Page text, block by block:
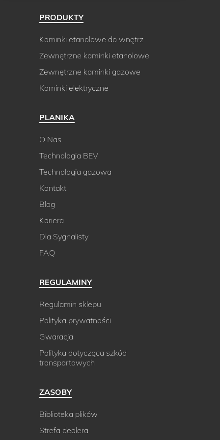
PRODUKTY
Kominki etanolowe do wnętrz
Zewnętrzne kominki etanolowe
Zewnętrzne kominki gazowe
Kominki elektryczne
PLANIKA
O Nas
Technologia BEV
Technologia gazowa
Kontakt
Blog
Kariera
Dla Sygnalisty
FAQ
REGULAMINY
Regulamin sklepu
Polityka prywatności
Gwaracja
Polityka dotycząca szkód
transportowych
ZASOBY
Biblioteka plików
Strefa dealera